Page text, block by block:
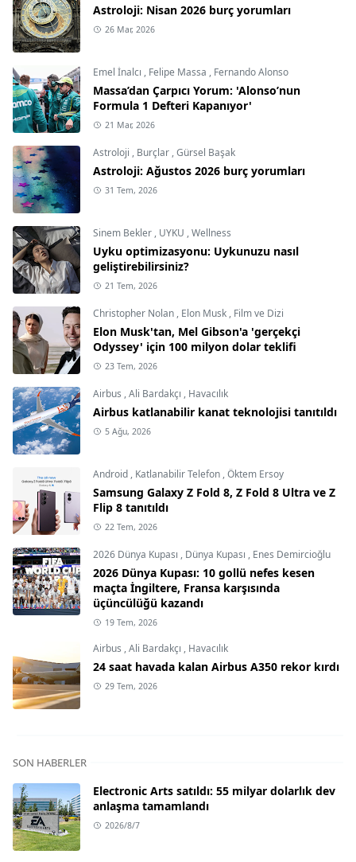
Astroloji: Nisan 2026 burç yorumları
26 Mar, 2026
Emel İnalcı , Felipe Massa , Fernando Alonso
Massa’dan Çarpıcı Yorum: 'Alonso’nun
Formula 1 Defteri Kapanıyor'
21 Mar, 2026
Astroloji , Burçlar ,Gürsel Başak
Astroloji: Ağustos 2026 burç yorumları
31 Tem, 2026
Sinem Bekler , UYKU ,Wellness
Uyku optimizasyonu: Uykunuzu nasıl
geliştirebilirsiniz?
21 Tem, 2026
Christopher Nolan , Elon Musk , Film ve Dizi
Elon Musk'tan, Mel Gibson'a 'gerçekçi
Odyssey' için 100 milyon dolar teklifi
23 Tem, 2026
Airbus ,Ali Bardakçı , Havacılık
Airbus katlanabilir kanat teknolojisi tanıtıldı
5 Ağu, 2026
Android , Katlanabilir Telefon ,Öktem Ersoy
Samsung Galaxy Z Fold 8, Z Fold 8 Ultra ve Z
Flip 8 tanıtıldı
22 Tem, 2026
2026 Dünya Kupası , Dünya Kupası , Enes Demircioğlu
2026 Dünya Kupası: 10 gollü nefes kesen
maçta İngiltere, Fransa karşısında
üçüncülüğü kazandı
19 Tem, 2026
Airbus ,Ali Bardakçı , Havacılık
24 saat havada kalan Airbus A350 rekor kırdı
29 Tem, 2026
SON HABERLER
Electronic Arts satıldı: 55 milyar dolarlık dev
anlaşma tamamlandı
2026/8/7